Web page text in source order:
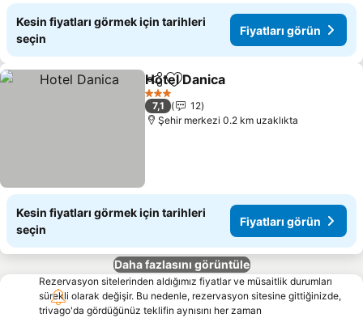
Kesin fiyatları görmek için tarihleri
seçin
Fiyatları görün
PaylaşFavorilerime ekle
Hotel Danica
3 Yıldız
7,1
12
Şehir merkezi 0.2 km uzaklıkta
Kesin fiyatları görmek için tarihleri
seçin
Fiyatları görün
Daha fazlasını görüntüle
Rezervasyon sitelerinden aldığımız fiyatlar ve müsaitlik durumları
sürekli olarak değişir. Bu nedenle, rezervasyon sitesine gittiğinizde,
trivago'da gördüğünüz teklifin aynısını her zaman